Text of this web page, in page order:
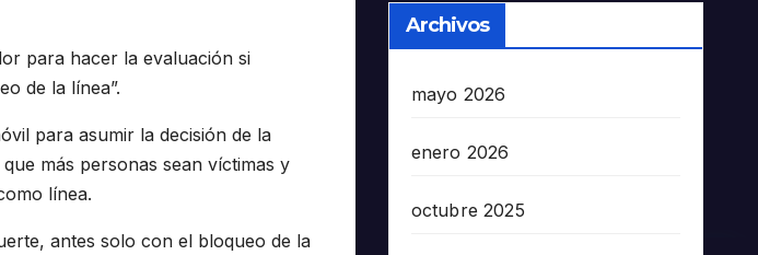
para hacer la evaluación si
de la línea”.
para asumir la decisión de la
más personas sean víctimas y
línea.
antes solo con el bloqueo de la
Archivos
mayo 2026
enero 2026
octubre 2025